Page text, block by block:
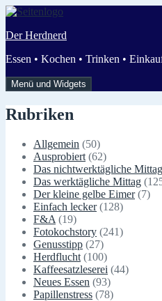
Zum
springen
Der Herdnerd
Essen • Kochen • Trinken •
Menü und Widgets
Rubriken
Allgemein (50)
Ausprobiert (62)
Das nichtwerktägliche Mittag
Das werktägliche Mittag
Der kleine gelbe Eimer(7)
Einfach lecker(128)
F&A (19)
Fotokochstory (241)
Genusstipp (27)
Herdflucht (100)
Kaffeesatzleserei (44)
Neues Essen (93)
Papillenstress (78)